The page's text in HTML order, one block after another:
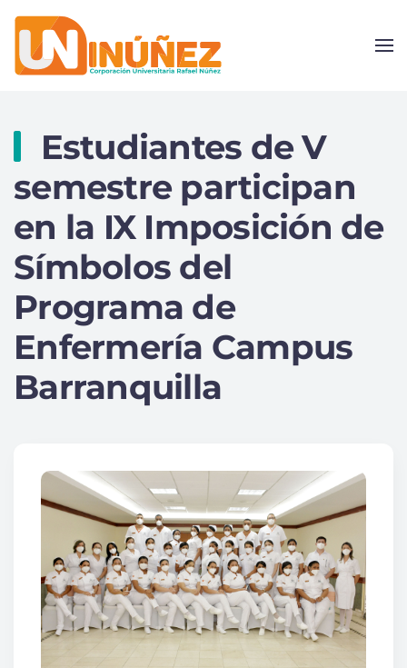
Skip to main content
Estudiantes de V
semestre participan
en la IX Imposición de
Símbolos del
Programa de
Enfermería Campus
Barranquilla